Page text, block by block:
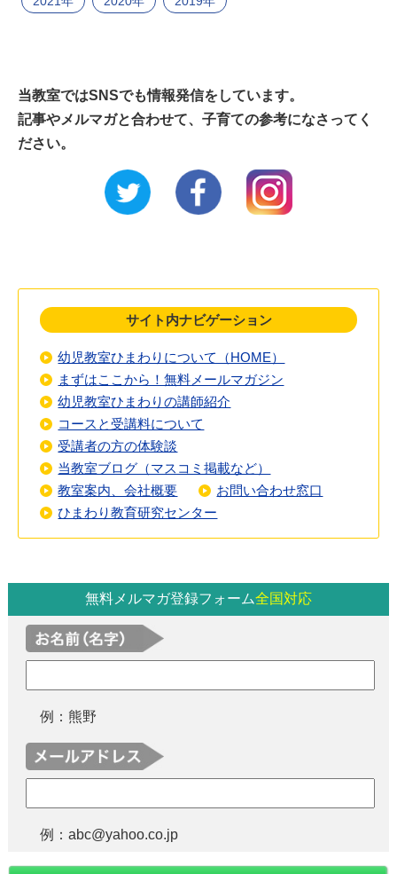
当教室ではSNSでも情報発信をしています。
記事やメルマガと合わせて、子育ての参考になさってく
ださい。
サイト内ナビゲーション
幼児教室ひまわりについて（HOME）
まずはここから！無料メールマガジン
幼児教室ひまわりの講師紹介
コースと受講料について
受講者の方の体験談
当教室ブログ（マスコミ掲載など）
教室案内、会社概要
お問い合わせ窓口
ひまわり教育研究センター
無料メルマガ登録フォーム全国対応
例：熊野
例：abc@yahoo.co.jp